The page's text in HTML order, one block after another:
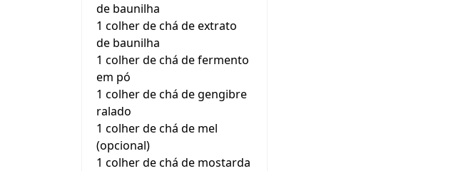
de baunilha
1 colher de chá de extrato
de baunilha
1 colher de chá de fermento
em pó
1 colher de chá de gengibre
ralado
1 colher de chá de mel
(opcional)
1 colher de chá de mostarda